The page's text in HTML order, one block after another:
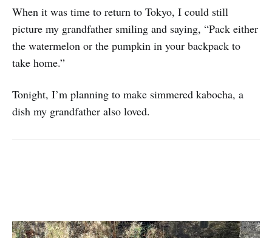
When it was time to return to Tokyo, I could still
picture my grandfather smiling and saying, “Pack either
the watermelon or the pumpkin in your backpack to
take home.”
Tonight, I’m planning to make simmered kabocha, a
dish my grandfather also loved.